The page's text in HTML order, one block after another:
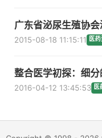
广东省泌尿生殖协
2015-08-18 11:15:11 医
整合医学初探：细
2016-04-12 13:45:53 医